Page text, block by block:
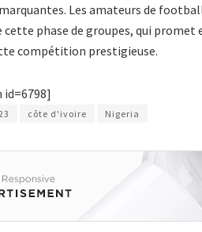
Les amateurs de
cette phase de groupes, qui
compétition prestigieuse.
côte d'ivoire Nigeria